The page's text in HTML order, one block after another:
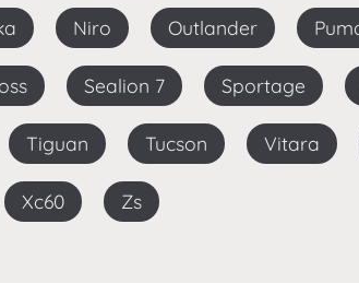
Niro Outlander
Sealion 7 Sportage
Tiguan Tucson Vitara
Xc60 Zs